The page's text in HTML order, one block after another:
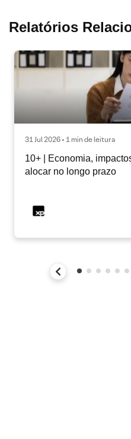
Relatórios
31 Jul 2026 • 1 min de leitura
10+ | Economia,
alocar no longo prazo